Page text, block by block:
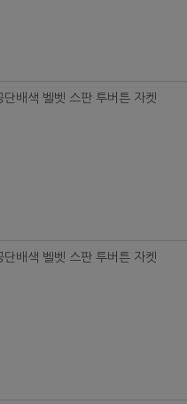
배색 벨벳 스판 투버튼 자켓
배색 벨벳 스판 투버튼 자켓